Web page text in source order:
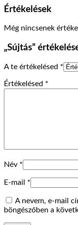
Értékelések
Még nincsenek
„Sújtás”
A te értékelésed *
Értékelésed *
Név *
E-mail *
A nevem, e-mail
böngészőben a